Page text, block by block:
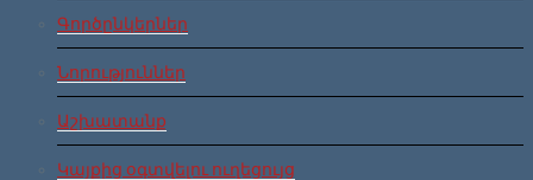
Գործընկերներ
Նորություններ
Աշխատանք
Կայքից օգտվելու ուղեցույց